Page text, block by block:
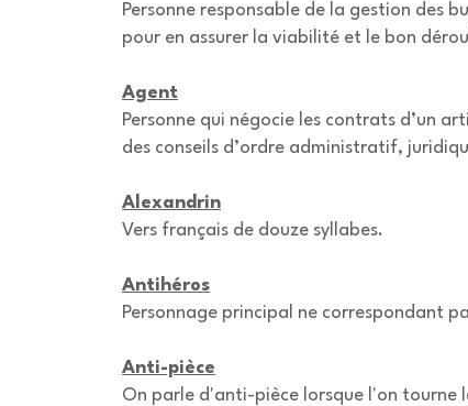
Personne responsable de la gestion des
pour en assurer la viabilité et le bon
Agent
Personne qui négocie les contrats d’un
des conseils d’ordre administratif,
Alexandrin
Vers français de douze syllabes.
Antihéros
Personnage principal ne correspondant
Anti-pièce
On parle d'anti-pièce lorsque l'on tourne